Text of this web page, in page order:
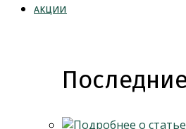
АКЦИИ